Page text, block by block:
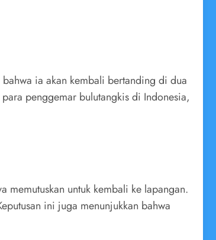
ia akan kembali bertanding di dua
penggemar bulutangkis di Indonesia,
memutuskan untuk kembali ke lapangan.
ini juga menunjukkan bahwa